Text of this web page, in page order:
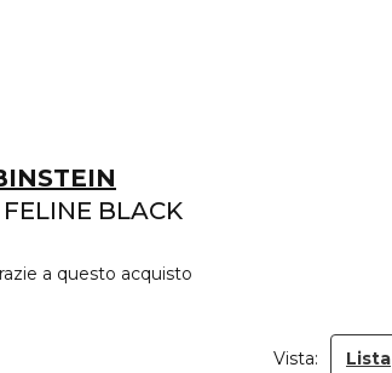
BLACK
a questo acquisto
Vista: Lista